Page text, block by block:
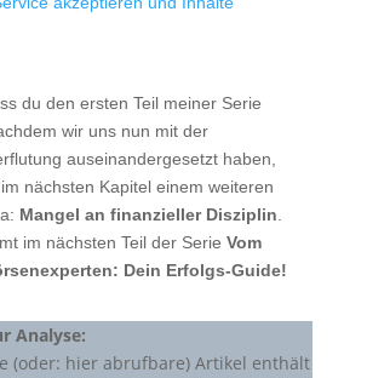
du den ersten Teil meiner Serie
wir uns nun mit der
auseinandergesetzt haben,
nächsten Kapitel einem weiteren
Mangel an finanzieller Disziplin
im nächsten Teil der Serie Vom
Dein Erfolgs-Guide!
Analyse:
(oder: hier abrufbare) Artikel enthält